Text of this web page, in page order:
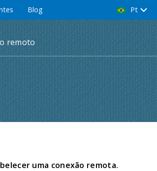
Blog Pt
remoto
uma conexão remota.